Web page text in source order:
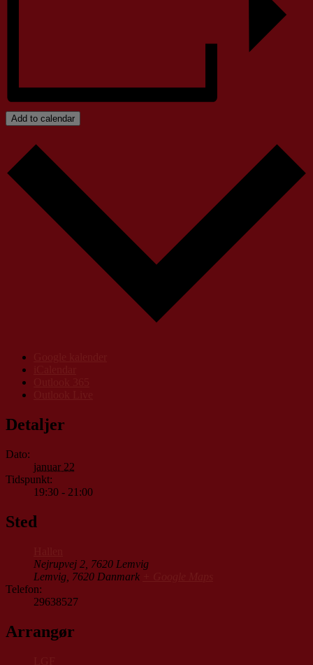
Add to calendar
Detaljer
Dato:
januar 22
Tidspunkt:
19:30 - 21:00
Sted
Nejrupvej 2, 7620 Lemvig
Lemvig 7620 Danmark
Telefon:
29638527
Arrangør